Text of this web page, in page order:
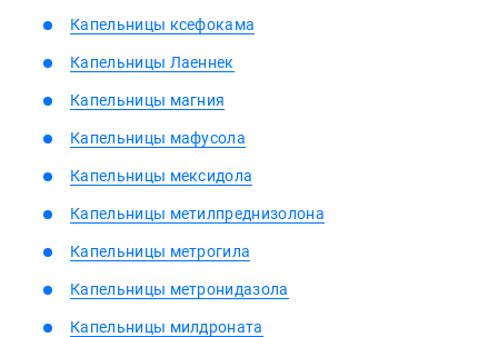
Капельницы ксефокама
Капельницы Лаеннек
Капельницы магния
Капельницы мафусола
Капельницы мексидола
Капельницы метилпреднизолона
Капельницы метрогила
Капельницы метронидазола
Капельницы милдроната